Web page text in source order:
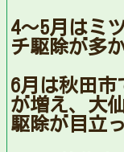
4〜5月はミ
チ駆除が多
6月は秋田市
が増え、大
駆除が目立